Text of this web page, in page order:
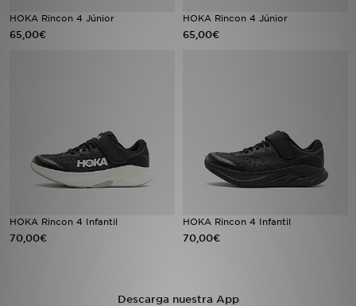
HOKA Rincon 4 Júnior
65,00€
HOKA Rincon 4 Júnior
65,00€
HOKA Rincon 4 Infantil
70,00€
HOKA Rincon 4 Infantil
70,00€
Descarga nuestra App